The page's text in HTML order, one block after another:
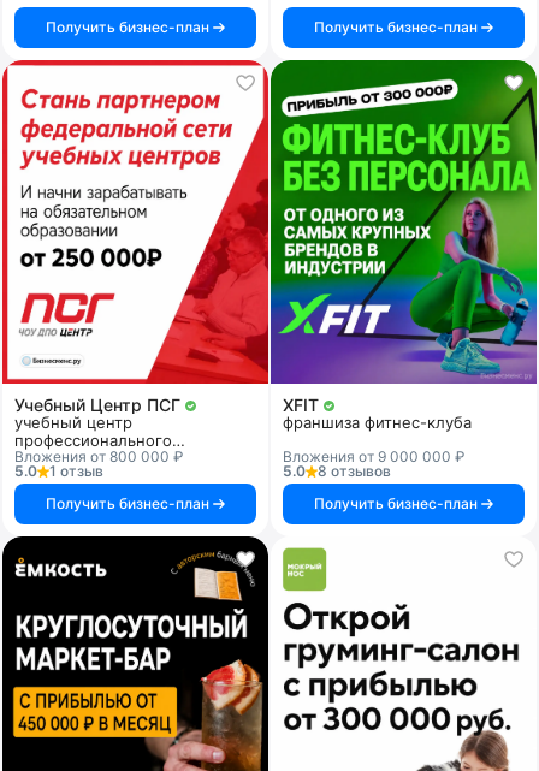
Получить бизнес-план Получить бизнес-план
Учебный Центр ПСГ
учебный центр
профессионального
образования
Вложения от 800 000 ₽
5.0
1 отзыв
Получить бизнес-план
XFIT
франшиза фитнес-клуба
Вложения от 9 000 000 ₽
5.0
8 отзывов
Получить бизнес-план